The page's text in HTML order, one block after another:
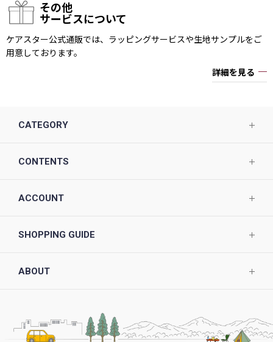
その他
サービスについて
ケアスター公式通販では、ラッピングサービスや生地サンプルをご
用意しております。
詳細を見る
CATEGORY
CONTENTS
ACCOUNT
SHOPPING GUIDE
ABOUT